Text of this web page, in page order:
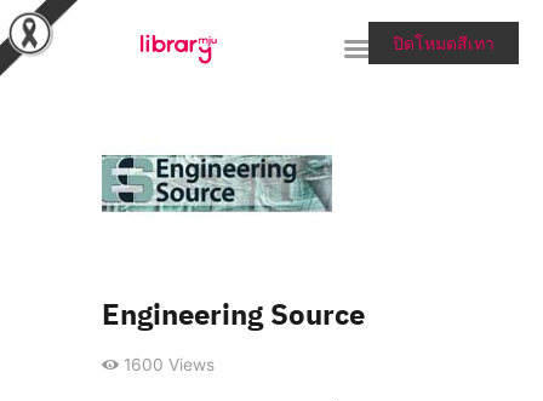
RESEARCH TOOLS &
COLLECTIONS
ABOUT THE LIBRARY
สายตรงผู้อำนวยการ
Engineering Source
1600 Views
ปิดโหมดสีเทา